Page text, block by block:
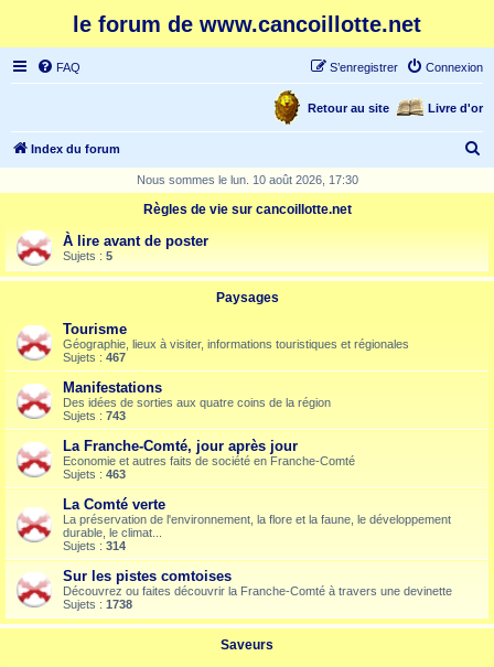
le forum de www.cancoillotte.net
FAQ Connexion
S’enregistrer
Livre d'or
Retour au site
Index du forum
r
Nous sommes le lun. 10 août 2026, 17:30
Règles de vie sur cancoillotte.net
À lire avant de poster
Sujets : 5
Paysages
Tourisme
Géographie, lieux à visiter, informations touristiques et régionales
Sujets : 467
Manifestations
Des idées de sorties aux quatre coins de la région
Sujets : 743
La Franche-Comté, jour après jour
Economie et autres faits de société en Franche-Comté
Sujets : 463
La Comté verte
La préservation de l'environnement, la flore et la faune, le développement
durable, le climat...
Sujets : 314
Sur les pistes comtoises
Découvrez ou faites découvrir la Franche-Comté à travers une devinette
Sujets : 1738
Saveurs